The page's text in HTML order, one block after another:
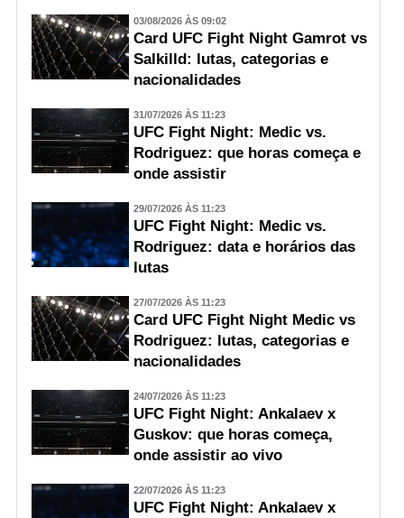
03/08/2026 ÀS 09:02
Card UFC Fight Night Gamrot vs
Salkilld: lutas, categorias e
nacionalidades
31/07/2026 ÀS 11:23
UFC Fight Night: Medic vs.
Rodriguez: que horas começa e
onde assistir
29/07/2026 ÀS 11:23
UFC Fight Night: Medic vs.
Rodriguez: data e horários das
lutas
27/07/2026 ÀS 11:23
Card UFC Fight Night Medic vs
Rodriguez: lutas, categorias e
nacionalidades
24/07/2026 ÀS 11:23
UFC Fight Night: Ankalaev x
Guskov: que horas começa,
onde assistir ao vivo
22/07/2026 ÀS 11:23
UFC Fight Night: Ankalaev x